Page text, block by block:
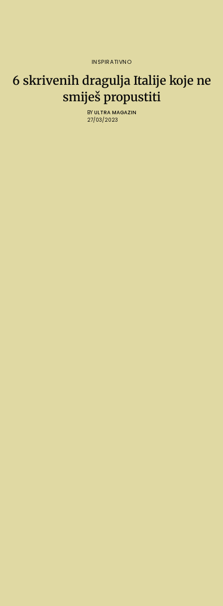
INSPIRATIVNO
6 skrivenih dragulja Italije koje ne
smiješ propustiti
BY ULTRA MAGAZIN
27/03/2023